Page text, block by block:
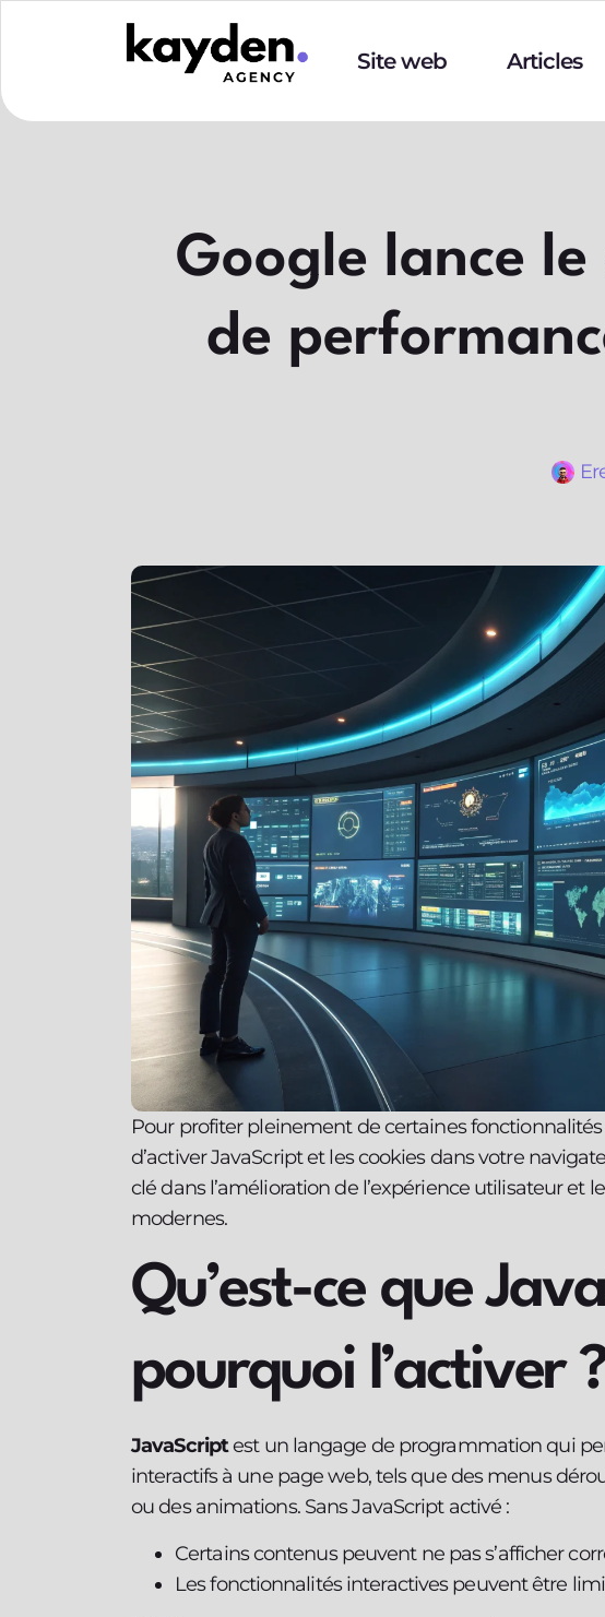
Site web Articles
Google lance
de
Pour profiter pleinement de certaines
d’activer JavaScript et les cookies dans votre
clé dans l’amélioration de l’expérience utilisateur et
modernes.
Qu’est-ce que
pourquoi l’activer
JavaScriptest un langage de programmation qui
interactifs à une page web, tels que des menus
ou des animations. Sans JavaScript activé :
Certains contenus peuvent ne pas s’afficher
Les fonctionnalités interactives peuvent être